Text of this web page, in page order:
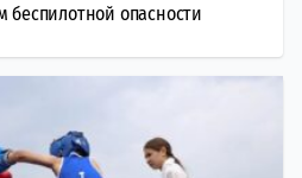
беспилотной опасности